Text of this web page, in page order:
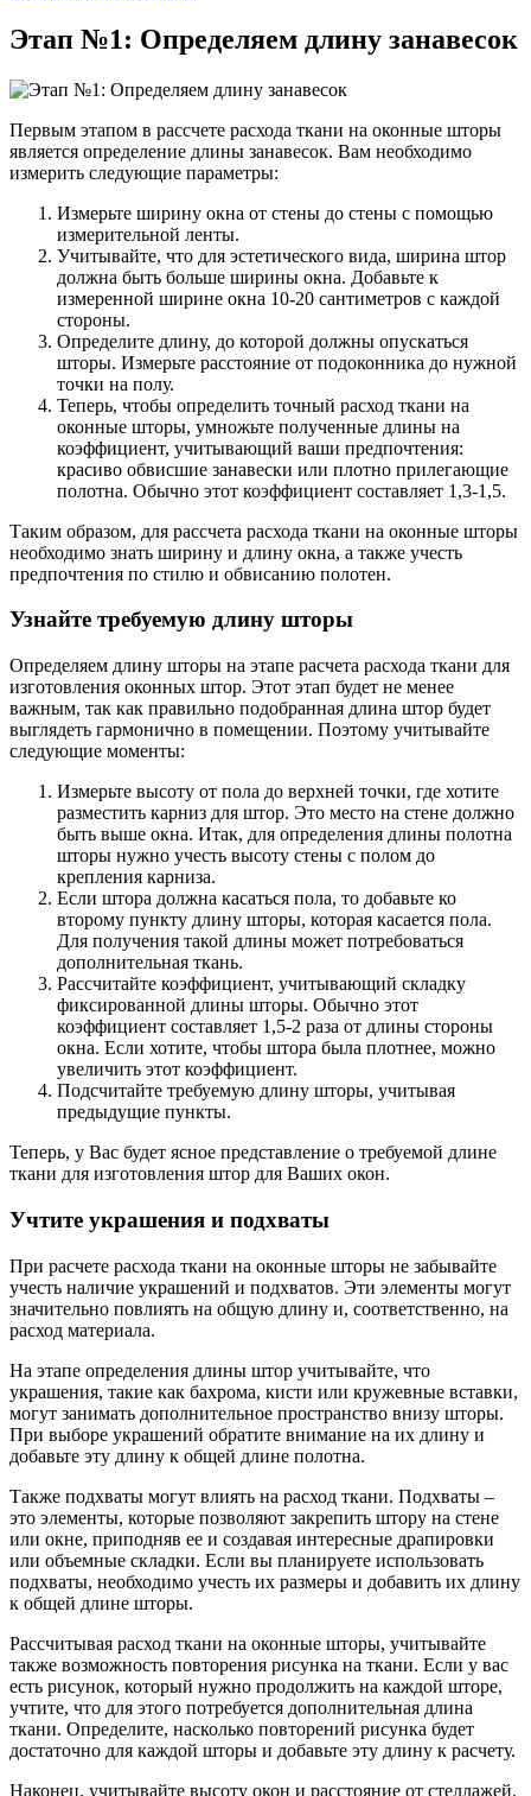
Этап №1: Определяем длину занавесок
Первым этапом в рассчете расхода ткани на оконные шторы
является определение длины занавесок. Вам необходимо
измерить следующие параметры:
Измерьте ширину окна от стены до стены с помощью
измерительной ленты.
Учитывайте, что для эстетического вида, ширина штор
должна быть больше ширины окна. Добавьте к
измеренной ширине окна 10-20 сантиметров с каждой
стороны.
Определите длину, до которой должны опускаться
шторы. Измерьте расстояние от подоконника до нужной
точки на полу.
Теперь, чтобы определить точный расход ткани на
оконные шторы, умножьте полученные длины на
коэффициент, учитывающий ваши предпочтения:
красиво обвисшие занавески или плотно прилегающие
полотна. Обычно этот коэффициент составляет 1,3-1,5.
Таким образом, для рассчета расхода ткани на оконные шторы
необходимо знать ширину и длину окна, а также учесть
предпочтения по стилю и обвисанию полотен.
Узнайте требуемую длину шторы
Определяем длину шторы на этапе расчета расхода ткани для
изготовления оконных штор. Этот этап будет не менее
важным, так как правильно подобранная длина штор будет
выглядеть гармонично в помещении. Поэтому учитывайте
следующие моменты:
Измерьте высоту от пола до верхней точки, где хотите
разместить карниз для штор. Это место на стене должно
быть выше окна. Итак, для определения длины полотна
шторы нужно учесть высоту стены с полом до
крепления карниза.
Если штора должна касаться пола, то добавьте ко
второму пункту длину шторы, которая касается пола.
Для получения такой длины может потребоваться
дополнительная ткань.
Рассчитайте коэффициент, учитывающий складку
фиксированной длины шторы. Обычно этот
коэффициент составляет 1,5-2 раза от длины стороны
окна. Если хотите, чтобы штора была плотнее, можно
увеличить этот коэффициент.
Подсчитайте требуемую длину шторы, учитывая
предыдущие пункты.
Теперь, у Вас будет ясное представление о требуемой длине
ткани для изготовления штор для Ваших окон.
Учтите украшения и подхваты
При расчете расхода ткани на оконные шторы не забывайте
учесть наличие украшений и подхватов. Эти элементы могут
значительно повлиять на общую длину и, соответственно, на
расход материала.
На этапе определения длины штор учитывайте, что
украшения, такие как бахрома, кисти или кружевные вставки,
могут занимать дополнительное пространство внизу шторы.
При выборе украшений обратите внимание на их длину и
добавьте эту длину к общей длине полотна.
Также подхваты могут влиять на расход ткани. Подхваты –
это элементы, которые позволяют закрепить штору на стене
или окне, приподняв ее и создавая интересные драпировки
или объемные складки. Если вы планируете использовать
подхваты, необходимо учесть их размеры и добавить их длину
к общей длине шторы.
Рассчитывая расход ткани на оконные шторы, учитывайте
также возможность повторения рисунка на ткани. Если у вас
есть рисунок, который нужно продолжить на каждой шторе,
учтите, что для этого потребуется дополнительная длина
ткани. Определите, насколько повторений рисунка будет
достаточно для каждой шторы и добавьте эту длину к расчету.
Наконец, учитывайте высоту окон и расстояние от стеллажей,